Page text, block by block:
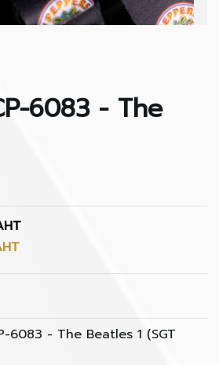
6083 - The
6083 - The Beatles 1 (SGT